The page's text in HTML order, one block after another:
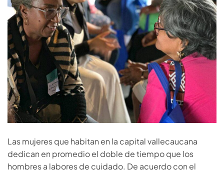
Las mujeres que habitan en la capital vallecaucana
dedican en promedio el doble de tiempo que los
hombres a labores de cuidado. De acuerdo con el